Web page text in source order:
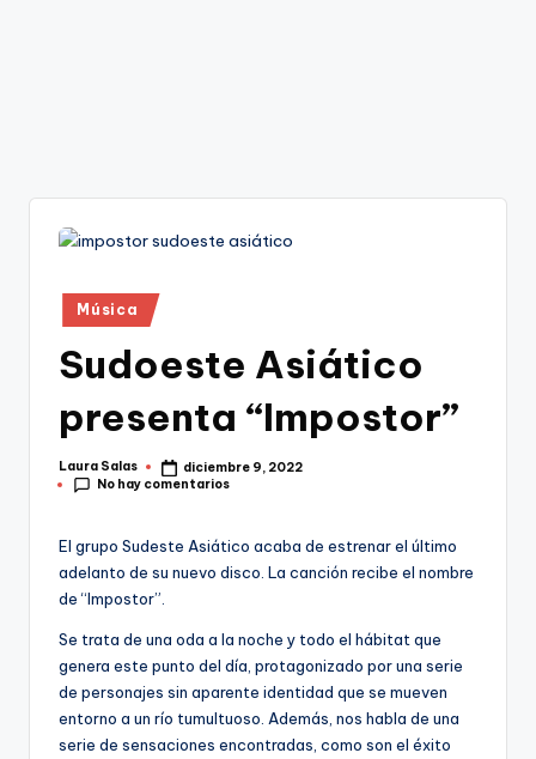
Publicado
en
Música
Sudoeste Asiático
presenta “Impostor”
Publicado
por
Laura Salas
diciembre 9, 2022
No hay comentarios
El grupo Sudeste Asiático acaba de estrenar el último
adelanto de su nuevo disco. La canción recibe el nombre
de “Impostor”.
Se trata de una oda a la noche y todo el hábitat que
genera este punto del día, protagonizado por una serie
de personajes sin aparente identidad que se mueven
entorno a un río tumultuoso. Además, nos habla de una
serie de sensaciones encontradas, como son el éxito